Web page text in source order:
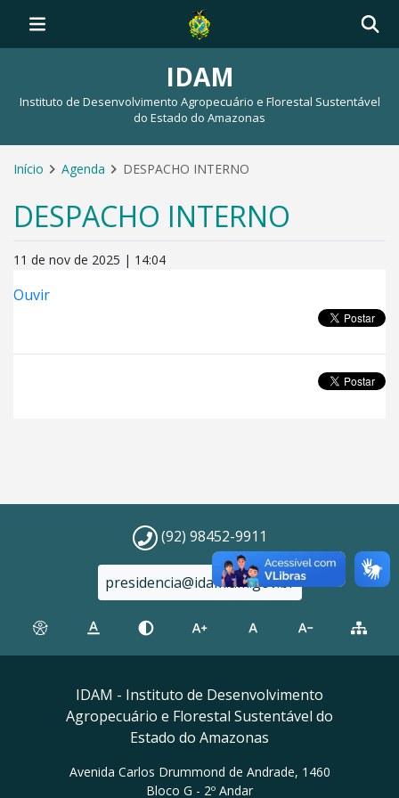
IDAM
Instituto de Desenvolvimento Agropecuário e Florestal Sustentável
do Estado do Amazonas
Início Agenda DESPACHO INTERNO
DESPACHO INTERNO
11 de nov de 2025 | 14:04
Ouvir
(92) 98452-9911
presidencia@idam.am.gov.br
IDAM - Instituto de Desenvolvimento
Agropecuário e Florestal Sustentável do
Estado do Amazonas
Avenida Carlos Drummond de Andrade, 1460
Bloco G - 2º Andar